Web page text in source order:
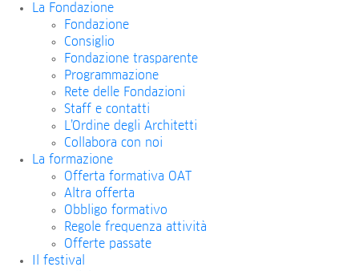
La Fondazione
Fondazione
Consiglio
Fondazione trasparente
Programmazione
Rete delle Fondazioni
Staff e contatti
L’Ordine degli Architetti
Collabora con noi
La formazione
Offerta formativa OAT
Altra offerta
Obbligo formativo
Regole frequenza attività
Offerte passate
Il festival